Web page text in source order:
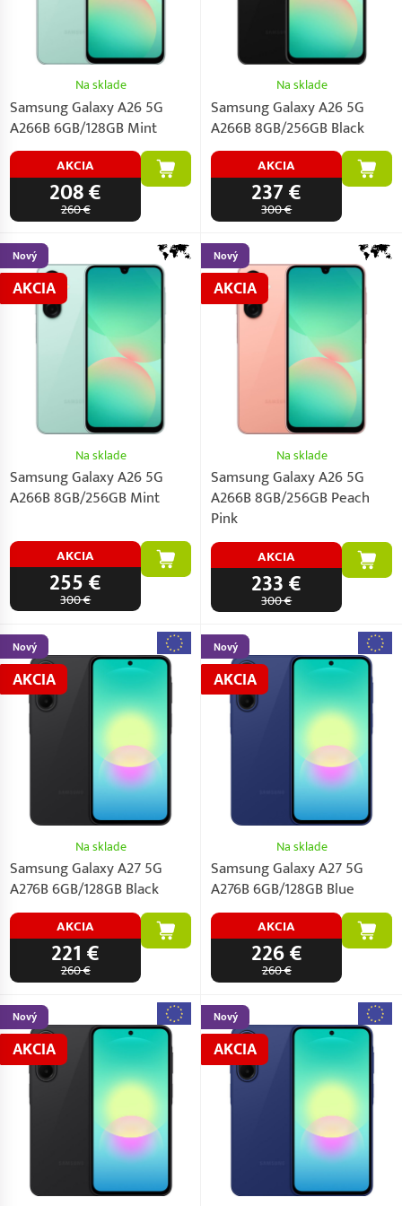
Na sklade
Samsung Galaxy A26 5G
A266B 6GB/128GB Mint
AKCIA
208 €
260 €
Na sklade
Samsung Galaxy A26 5G
A266B 8GB/256GB Black
AKCIA
237 €
300 €
Nový
AKCIA
Na sklade
Samsung Galaxy A26 5G
A266B 8GB/256GB Mint
AKCIA
255 €
300 €
Nový
AKCIA
Na sklade
Samsung Galaxy A26 5G
A266B 8GB/256GB Peach
Pink
AKCIA
233 €
300 €
Nový
AKCIA
Na sklade
Samsung Galaxy A27 5G
A276B 6GB/128GB Black
AKCIA
221 €
260 €
Nový
AKCIA
Na sklade
Samsung Galaxy A27 5G
A276B 6GB/128GB Blue
AKCIA
226 €
260 €
Nový
AKCIA
Nový
AKCIA